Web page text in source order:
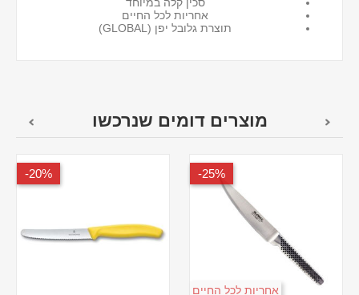
אחריות לכל החיים
תוצרת גלובל יפן (GLOBAL)
מוצרים דומים שנרכשו
25%-
אחריות לכל החיים
20%-